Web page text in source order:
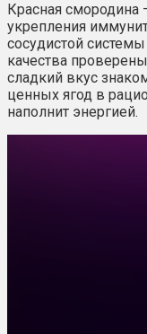
Красная
укрепления
сосудистой
качества
сладкий вкус
ценных ягод в
наполнит энергией.